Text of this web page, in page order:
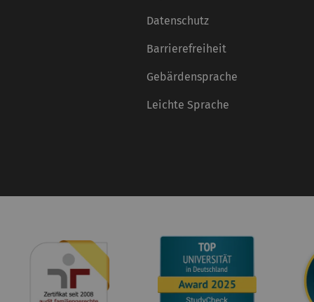
Datenschutz
Barrierefreiheit
Gebärdensprache
Leichte Sprache